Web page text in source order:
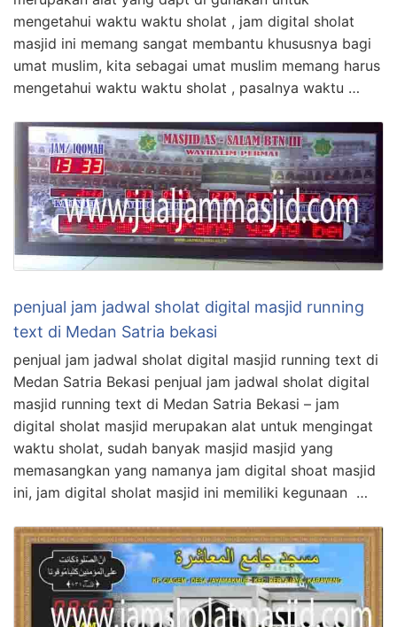
mengetahui waktu waktu sholat , jam digital sholat
masjid ini memang sangat membantu khususnya bagi
umat muslim, kita sebagai umat muslim memang harus
mengetahui waktu waktu sholat , pasalnya waktu …
penjual jam jadwal sholat digital masjid running
text di Medan Satria bekasi
penjual jam jadwal sholat digital masjid running text di
Medan Satria Bekasi penjual jam jadwal sholat digital
masjid running text di Medan Satria Bekasi – jam
digital sholat masjid merupakan alat untuk mengingat
waktu sholat, sudah banyak masjid masjid yang
memasangkan yang namanya jam digital shoat masjid
ini, jam digital sholat masjid ini memiliki kegunaan …